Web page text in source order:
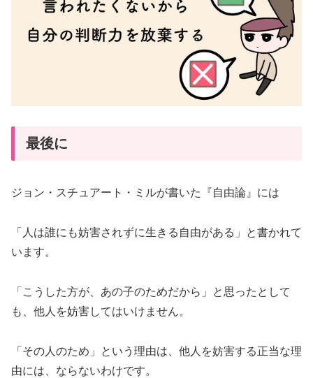
最後に
ジョン・スチュアート・ミルが書いた『自由論』には
「人は誰にも妨害されずに生きる自由がある」と書かれて
います。
「こうした方が、あの子のためだから」と思ったとして
も、他人を妨害してはいけません。
「その人のため」という理由は、他人を妨害する正当な理
由には、ならないわけです。